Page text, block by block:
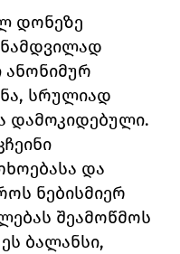
დონეზე
ანონიმურ
სრულიად
დამოკიდებული.
და
ნებისმიერ
შეამოწმოს
ბალანსი,